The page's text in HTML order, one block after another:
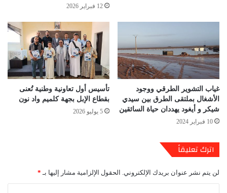
12 فبراير 2026
غياب التشوير الطرقي ووجود
الأشغال بملتقى الطرق بين سيدي
شيكر و أيغود يهددان حياة السائقين
10 فبراير 2024
تأسيس أول تعاونية وطنية تُعنى
بقطاع الإبل بجهة كلميم واد نون
5 يوليو 2026
اترك تعليقاً
لن يتم نشر عنوان بريدك الإلكتروني. الحقول الإلزامية مشار إليها بـ *